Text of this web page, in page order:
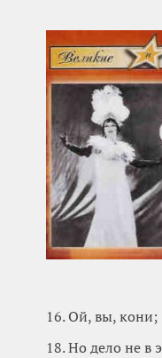
16. Ой, вы, кони;
18. Но дело не в